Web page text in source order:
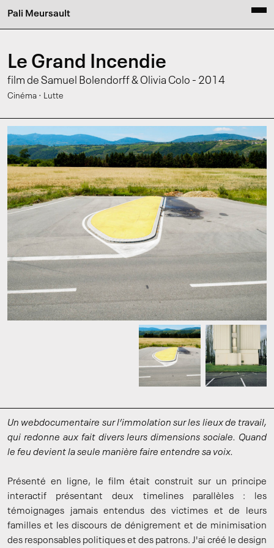
Pali Meursault
Le Grand Incendie
film de Samuel Bolendorff & Olivia Colo - 2014
Cinéma · Lutte
Un webdocumentaire sur l’immolation sur les lieux de travail,
qui redonne aux fait divers leurs dimensions sociale. Quand
le feu devient la seule manière faire entendre sa voix.
Présenté en ligne, le film était construit sur un principe
interactif présentant deux timelines parallèles : les
témoignages jamais entendus des victimes et de leurs
familles et les discours de dénigrement et de minimisation
des responsables politiques et des patrons. J'ai créé le design